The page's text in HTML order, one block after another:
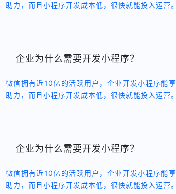
助力，而且小程序开发成本低，很快就能投入运营。
企业为什么需要开发小程序？
微信拥有近10亿的活跃用户，企业开发小程序能
助力，而且小程序开发成本低，很快就能投入运营。
企业为什么需要开发小程序？
微信拥有近10亿的活跃用户，企业开发小程序能
助力，而且小程序开发成本低，很快就能投入运营。